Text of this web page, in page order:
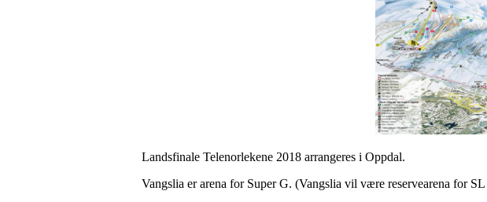
Landsfinale Telenorlekene 2018 arrangeres i Oppdal.
Vangslia er arena for Super G. (Vangslia vil være reservearena for